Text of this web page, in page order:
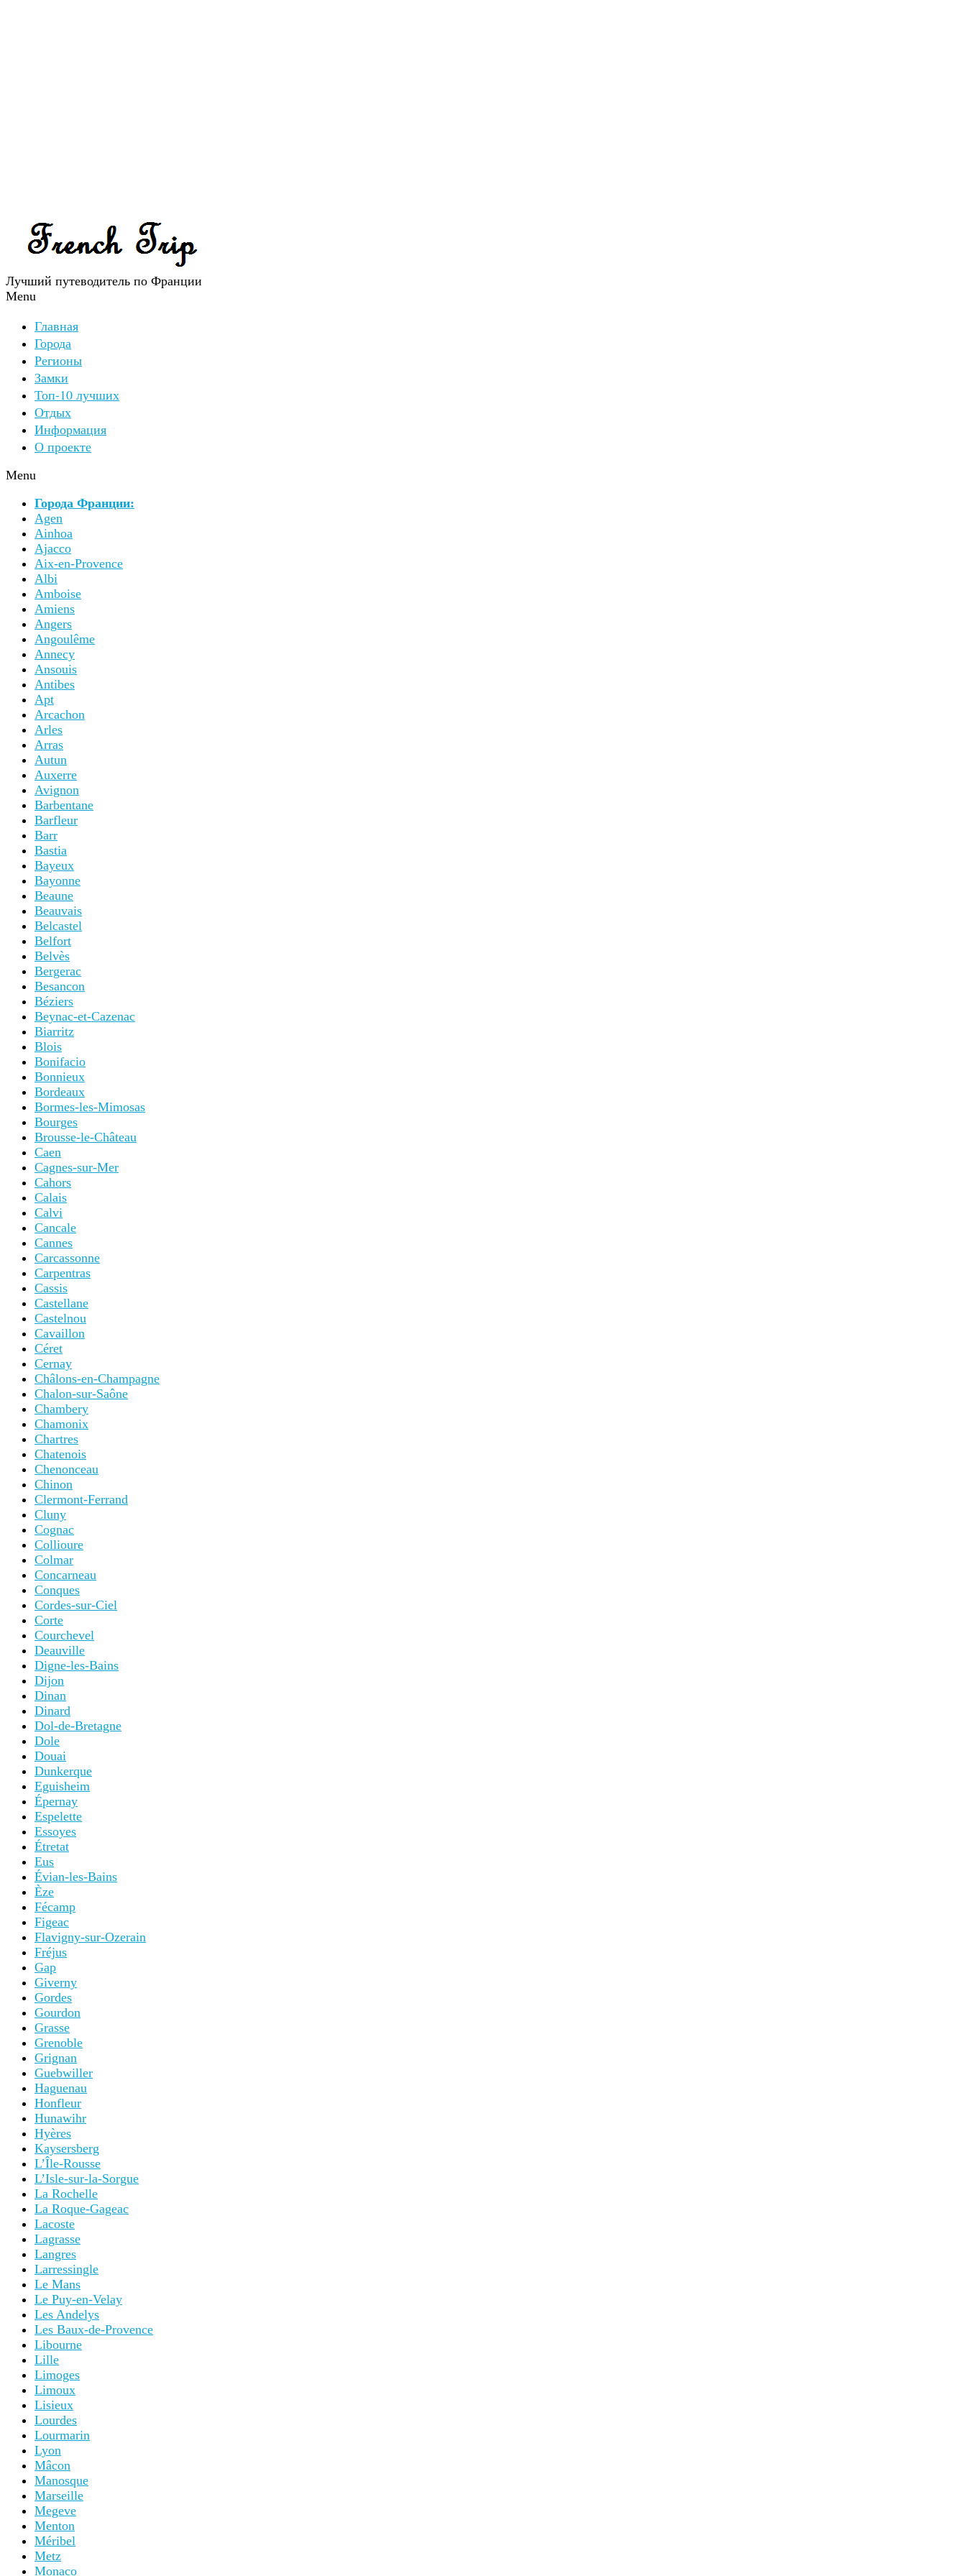
Лучший путеводитель по Франции
Menu
Главная
Города
Регионы
Замки
Топ-10 лучших
Отдых
Информация
О проекте
Menu
Города Франции:
Agen
Ainhoa
Ajacco
Aix-en-Provence
Albi
Amboise
Amiens
Angers
Angoulême
Annecy
Ansouis
Antibes
Apt
Arcachon
Arles
Arras
Autun
Auxerre
Avignon
Barbentane
Barfleur
Barr
Bastia
Bayeux
Bayonne
Beaune
Beauvais
Belcastel
Belfort
Belvès
Bergerac
Besancon
Béziers
Beynac-et-Cazenac
Biarritz
Blois
Bonifacio
Bonnieux
Bordeaux
Bormes-les-Mimosas
Bourges
Brousse-le-Château
Caen
Cagnes-sur-Mer
Cahors
Calais
Calvi
Cancale
Cannes
Carcassonne
Carpentras
Cassis
Castellane
Castelnou
Cavaillon
Céret
Cernay
Châlons-en-Champagne
Chalon-sur-Saône
Chambery
Chamonix
Chartres
Chatenois
Chenonceau
Chinon
Clermont-Ferrand
Cluny
Cognac
Collioure
Colmar
Concarneau
Conques
Cordes-sur-Ciel
Corte
Courchevel
Deauville
Digne-les-Bains
Dijon
Dinan
Dinard
Dol-de-Bretagne
Dole
Douai
Dunkerque
Eguisheim
Épernay
Espelette
Essoyes
Étretat
Eus
Évian-les-Bains
Èze
Fécamp
Figeac
Flavigny-sur-Ozerain
Fréjus
Gap
Giverny
Gordes
Gourdon
Grasse
Grenoble
Grignan
Guebwiller
Haguenau
Honfleur
Hunawihr
Hyères
Kaysersberg
L’Île-Rousse
L’Isle-sur-la-Sorgue
La Rochelle
La Roque-Gageac
Lacoste
Lagrasse
Langres
Larressingle
Le Mans
Le Puy-en-Velay
Les Andelys
Les Baux-de-Provence
Libourne
Lille
Limoges
Limoux
Lisieux
Lourdes
Lourmarin
Lyon
Mâcon
Manosque
Marseille
Megeve
Menton
Méribel
Metz
Monaco